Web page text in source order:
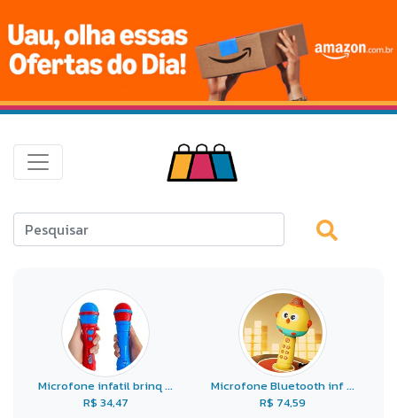
Microfone infatil brinq ...
R$ 34,47
Microfone Bluetooth inf ...
R$ 74,59